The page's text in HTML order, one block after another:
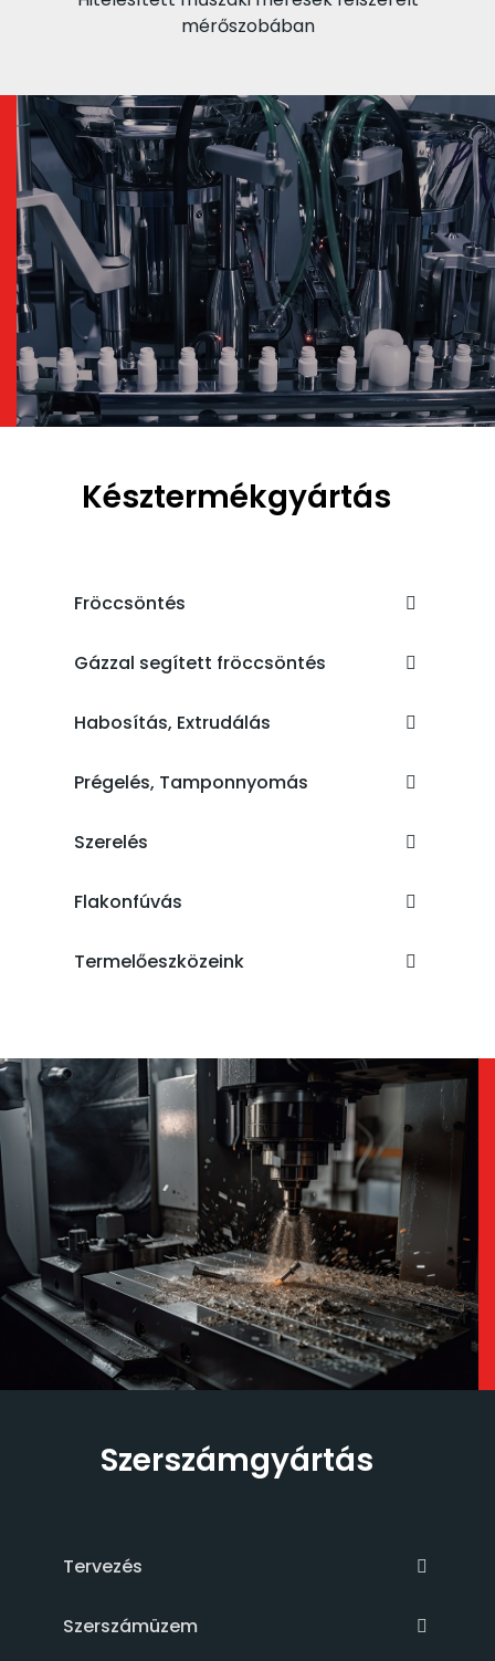
mérőszobában
Késztermékgyártás
Fröccsöntés
Gázzal segített fröccsöntés
Habosítás, Extrudálás
Prégelés, Tamponnyomás
Szerelés
Flakonfúvás
Termelőeszközeink
Szerszámgyártás
Tervezés
Szerszámüzem